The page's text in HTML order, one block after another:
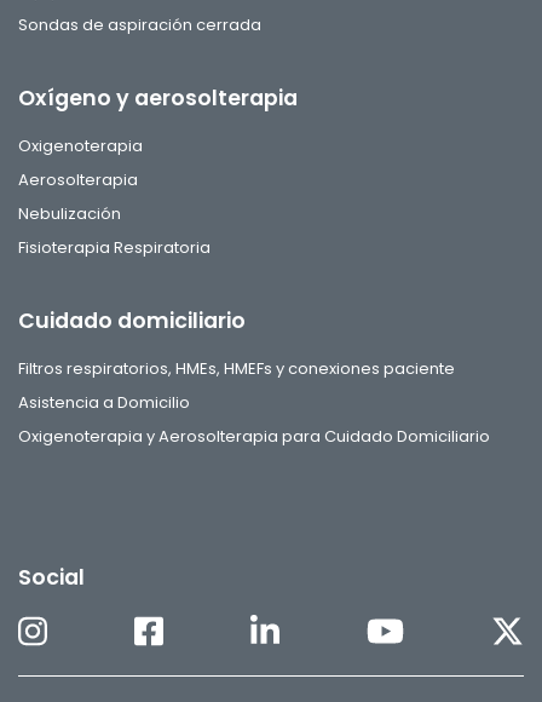
Sondas de aspiración cerrada
Oxígeno y aerosolterapia
Oxigenoterapia
Aerosolterapia
Nebulización
Fisioterapia Respiratoria
Cuidado domiciliario
Filtros respiratorios, HMEs, HMEFs y conexiones paciente
Asistencia a Domicilio
Oxigenoterapia y Aerosolterapia para Cuidado Domiciliario
Social